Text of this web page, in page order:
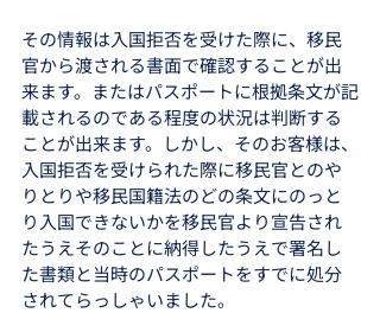
その情報は入国拒否を受けた際に、移民
官から渡される書面で確認することが出
来ます。またはパスポートに根拠条文が記
載されるのである程度の状況は判断する
ことが出来ます。しかし、そのお客様は、
入国拒否を受けられた際に移民官とのや
りとりや移民国籍法のどの条文にのっと
り入国できないかを移民官より宣告され
たうえそのことに納得したうえで署名し
た書類と当時のパスポートをすでに処分
されてらっしゃいました。